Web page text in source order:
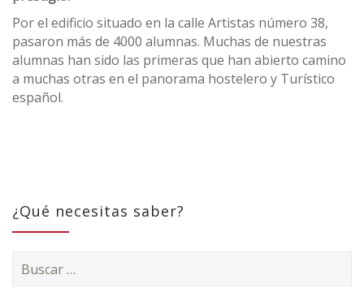
Por el edificio situado en la calle Artistas número 38,
pasaron más de 4000 alumnas. Muchas de nuestras
alumnas han sido las primeras que han abierto camino
a muchas otras en el panorama hostelero y Turístico
español.
¿Qué necesitas saber?